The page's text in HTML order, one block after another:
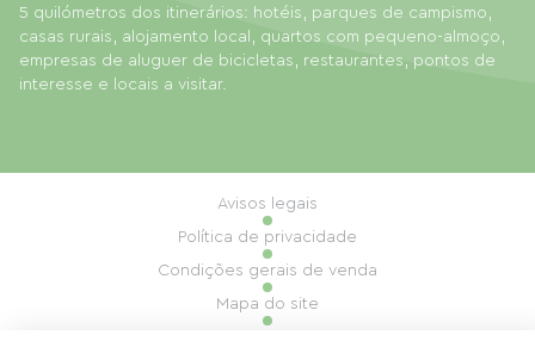
5 quilómetros dos itinerários: hotéis, parques de campismo,
casas rurais, alojamento local, quartos com pequeno-almoço,
empresas de aluguer de bicicletas, restaurantes, pontos de
interesse e locais a visitar.
Avisos legais
Política de privacidade
Condições gerais de venda
Mapa do site